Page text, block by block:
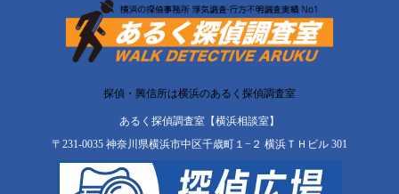
探偵・興信所は横浜のあるく探偵調査室
あるく探偵調査室【横浜相談室】
〒231-0035 神奈川県横浜市中区千歳町１−２ 横浜ＴＨビル 301